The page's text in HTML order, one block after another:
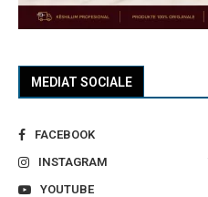
MEDIAT SOCIALE
FACEBOOK
INSTAGRAM
YOUTUBE